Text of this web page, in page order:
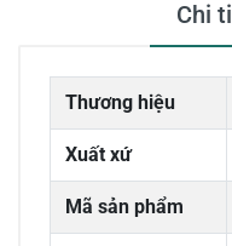
Chi
Thương hiệu
Xuất xứ
Mã sản phẩm